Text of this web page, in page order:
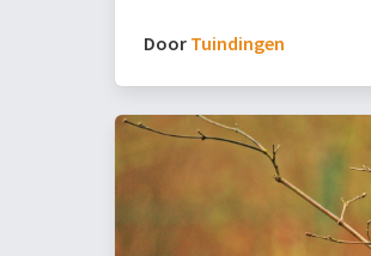
Door Tuindingen